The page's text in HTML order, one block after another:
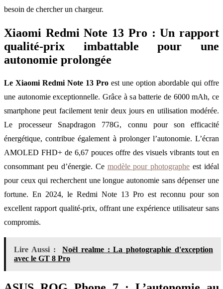
besoin de chercher un chargeur.
Xiaomi Redmi Note 13 Pro : Un rapport
qualité-prix imbattable pour une
autonomie prolongée
Le Xiaomi Redmi Note 13 Pro est une option abordable qui offre
une autonomie exceptionnelle. Grâce à sa batterie de 6000 mAh, ce
smartphone peut facilement tenir deux jours en utilisation modérée.
Le processeur Snapdragon 778G, connu pour son efficacité
énergétique, contribue également à prolonger l’autonomie. L’écran
AMOLED FHD+ de 6,67 pouces offre des visuels vibrants tout en
consommant peu d’énergie. Ce modèle pour photographe est idéal
pour ceux qui recherchent une longue autonomie sans dépenser une
fortune. En 2024, le Redmi Note 13 Pro est reconnu pour son
excellent rapport qualité-prix, offrant une expérience utilisateur sans
compromis.
Lire Aussi :
Noël realme : La photographie d'exception
avec le GT 8 Pro